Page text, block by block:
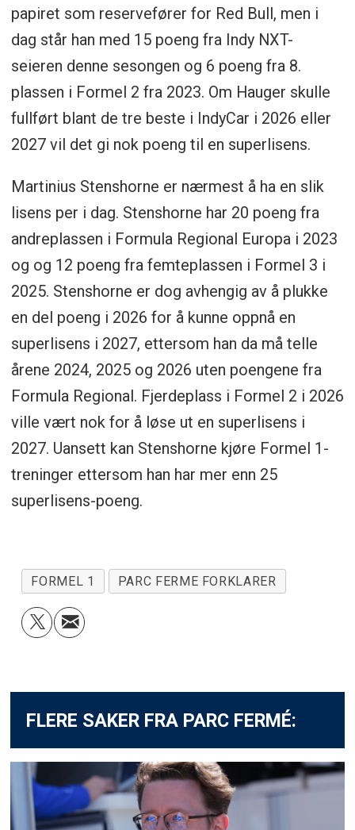
papiret som reservefører for Red Bull, men i
dag står han med 15 poeng fra Indy NXT-
seieren denne sesongen og 6 poeng fra 8.
plassen i Formel 2 fra 2023. Om Hauger skulle
fullført blant de tre beste i IndyCar i 2026 eller
2027 vil det gi nok poeng til en superlisens.
Martinius Stenshorne er nærmest å ha en slik
lisens per i dag. Stenshorne har 20 poeng fra
andreplassen i Formula Regional Europa i 2023
og og 12 poeng fra femteplassen i Formel 3 i
2025. Stenshorne er dog avhengig av å plukke
en del poeng i 2026 for å kunne oppnå en
superlisens i 2027, ettersom han da må telle
årene 2024, 2025 og 2026 uten poengene fra
Formula Regional. Fjerdeplass i Formel 2 i 2026
ville vært nok for å løse ut en superlisens i
2027. Uansett kan Stenshorne kjøre Formel 1-
treninger ettersom han har mer enn 25
superlisens-poeng.
FORMEL 1 PARC FERME FORKLARER
FLERE SAKER FRA PARC FERMÉ: